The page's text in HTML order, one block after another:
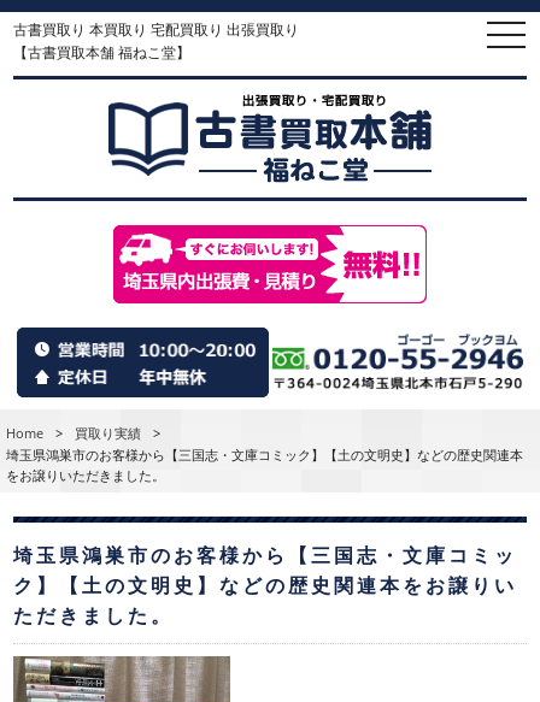
古書買取り 本買取り 宅配買取り 出張買取り
【古書買取本舗 福ねこ堂】
Home > 買取り実績
>
埼玉県鴻巣市のお客様から【三国志・文庫コミック】【土の文明史】などの歴史関連本
をお譲りいただきました。
埼玉県鴻巣市のお客様から【三国志・文庫コミッ
ク】【土の文明史】などの歴史関連本をお譲りい
ただきました。